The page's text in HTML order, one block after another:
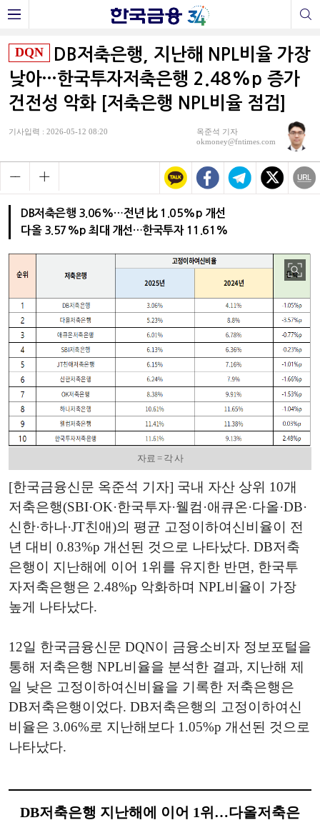
DQN
DB저축은행, 지난해 NPL비율 가장
낮아…한국투자저축은행 2.48%p 증가
건전성 악화 [저축은행 NPL비율 점검]
기사입력 : 2026-05-12 08:20
옥준석 기자
okmoney@fntimes.com
DB저축은행 3.06%…전년 比 1.05%p 개선
다올 3.57%p 최대 개선…한국투자 11.61%
자료 = 각 사
[한국금융신문 옥준석 기자] 국내 자산 상위 10개
저축은행(SBI·OK·한국투자·웰컴·애큐온·다올·DB·
신한·하나·JT친애)의 평균 고정이하여신비율이 전
년 대비 0.83%p 개선된 것으로 나타났다. DB저축
은행이 지난해에 이어 1위를 유지한 반면, 한국투
자저축은행은 2.48%p 악화하며 NPL비율이 가장
높게 나타났다.
12일 한국금융신문 DQN이 금융소비자 정보포털을
통해 저축은행 NPL비율을 분석한 결과, 지난해 제
일 낮은 고정이하여신비율을 기록한 저축은행은
DB저축은행이었다. DB저축은행의 고정이하여신
비율은 3.06%로 지난해보다 1.05%p 개선된 것으로
나타났다.
DB저축은행 지난해에 이어 1위…다올저축은